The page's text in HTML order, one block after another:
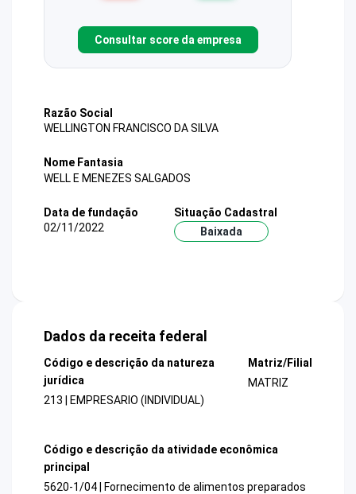
Consultar score da empresa
Razão Social
WELLINGTON FRANCISCO DA SILVA
Nome Fantasia
WELL E MENEZES SALGADOS
Data de fundação
02/11/2022
Situação Cadastral
Baixada
Dados da receita federal
Código e descrição da natureza
jurídica
213 | EMPRESARIO (INDIVIDUAL)
Matriz/Filial
MATRIZ
Código e descrição da atividade econômica
principal
5620-1/04 | Fornecimento de alimentos preparados